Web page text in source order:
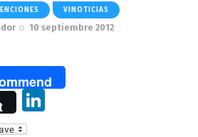
VINOTICIAS
10 septiembre 2012